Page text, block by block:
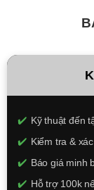
Kỹ thuật đến
Kiểm tra &
Báo giá minh
Hỗ trợ 100k